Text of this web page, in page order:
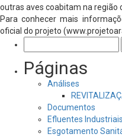
outras aves coabitam na região
Para conhecer mais
oficial do projeto
por:
Páginas
Análises
Documentos
Efluentes Industriais
Esgotamento